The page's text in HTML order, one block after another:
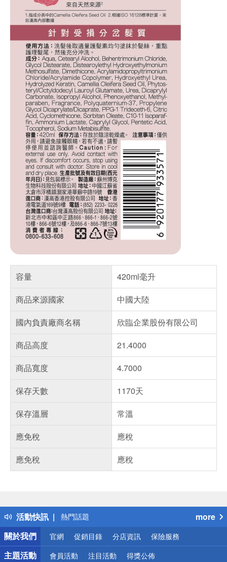
容量
420ml毫升
商品來源國家
中國大陸
國內負責廠商名稱
欣臨企業股份有限公司
商品高度
21.4000
商品寬度
4.7000
保存天數
1170天
保存溫層
常溫
應免稅
應稅
應免稅
應稅
活動快訊
得獎公告
熱門話題
銀行優惠
偏遠地區配送
詐騙網頁！請小心！
more
關於我們
官網 促銷目錄 分店資訊 保險服務
主題活動 會員活動 注目活動 得獎公佈